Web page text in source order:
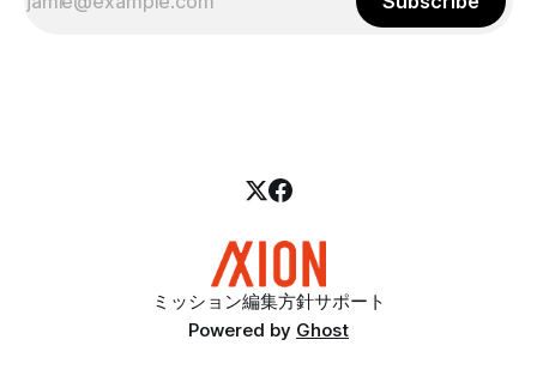
ミッション編集方針サポート
Powered by Ghost